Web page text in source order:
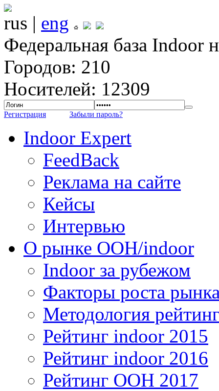
rus | eng
Федеральная база Indoor
Городов: 210
Носителей: 12309
Регистрация Забыли пароль?
Indoor Expert
FeedBack
Реклама на сайте
Кейсы
Интервью
О рынке OOH/indoor
Indoor за рубежом
Факторы роста
Методология
Рейтинг indoor 2015
Рейтинг indoor 2016
Рейтинг OOH 2017